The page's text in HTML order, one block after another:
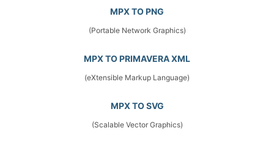
MPX TO PNG
(Portable Network Graphics)
MPX TO PRIMAVERA XML
(eXtensible Markup Language)
MPX TO SVG
(Scalable Vector Graphics)